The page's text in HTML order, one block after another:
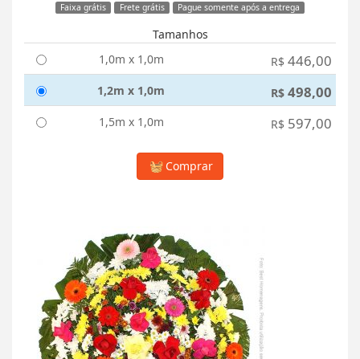
Faixa grátis Frete grátis Pague somente após a entrega
Tamanhos
1,0m x 1,0m
R$ 446,00
1,2m x 1,0m R$ 498,00
1,5m x 1,0m R$ 597,00
Comprar